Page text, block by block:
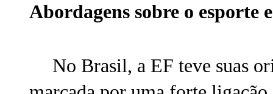
Abordagens sobre o esporte
No Brasil, a EF teve suas